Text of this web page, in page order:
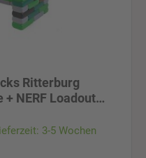
Ritterburg
+ NERF Loadout
3-5 Wochen